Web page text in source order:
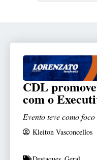
CDL
com o
Evento teve como
Kleiton Vasconcellos